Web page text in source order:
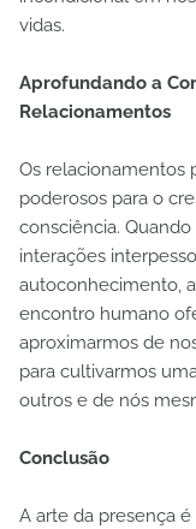
vidas.
Aprofundando a
Relacionamentos
Os relacionamentos
poderosos para o
consciência.
interações
autoconhecimento,
encontro humano
aproximarmos de
para cultivarmos
outros e de nós
Conclusão
A arte da presença